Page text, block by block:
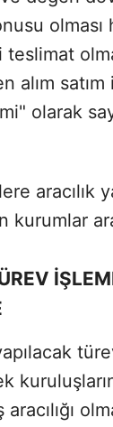
olması
alım
olarak
aracılık
kurumlar